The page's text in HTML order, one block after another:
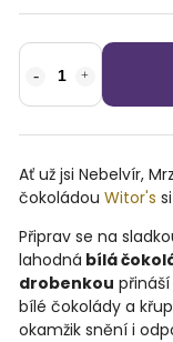
Ať už jsi Nebelvír,
čokoládou Witor's
Připrav se na
lahodná bílá
drobenkou
bílé čokolády a
okamžik snění i